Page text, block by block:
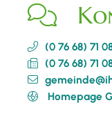
(0 76 68) 71
(0 76 68) 71
Homepage